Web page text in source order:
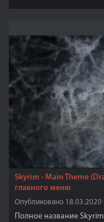
Skyrim - Main Theme
главного меню
Опубликовано 18.03.2020
Полное название